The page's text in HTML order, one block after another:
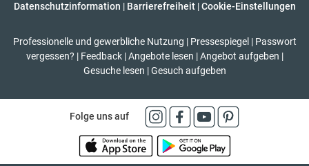
Datenschutzinformation | Barrierefreiheit | Cookie-Einstellungen
Professionelle und gewerbliche Nutzung | Pressespiegel | Passwort
vergessen? | Feedback | Angebote lesen | Angebot aufgeben |
Gesuche lesen | Gesuch aufgeben
Folge uns auf